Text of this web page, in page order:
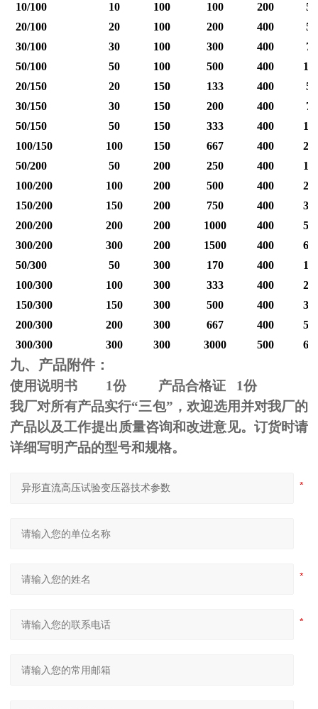
10/100
10 100 100 200
50
20/100
20 100 200 400
50
30/100
30 100 300 400
75
50/100
50 100 500 400
20/150
20 150 133 400
50
30/150
30 150 200 400
75
50/150
50 150 333 400
100/150
100 150 667 400
50/200
50 200 250 400
100/200
100 200 500 400
150/200
150 200 750 400
200/200
200 200 1000 400
300/200
300 200 1500 400
50/300
50 300 170 400
100/300
100 300 333 400
150/300
150 300 500 400
200/300
200 300 667 400
300/300
300 300 3000 500
九、产品附件：
使用说明书 1份 产品合格证 1份
我厂对所有产品实行“三包”，欢迎选用并对我厂的
产品以及工作提出质量咨询和改进意见。订货时请
详细写明产品的型号和规格。